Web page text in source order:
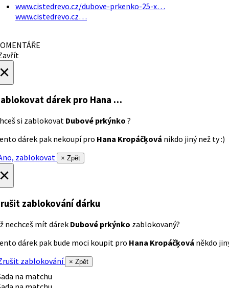
www.cistedrevo.cz/dubove-prkenko-25-x…
www.cistedrevo.cz…
dárek pro Hana …
si zablokovat Dubové prkýnko ?
dárek pak nekoupí pro Hana Kropáčķová nikdo jiný než ty :)
zablokovat
× Zpět
zablokování dárku
nechceš mít dárek Dubové prkýnko zablokovaný?
dárek pak bude moci koupit pro Hana Kropáčķová někdo
zablokování
× Zpět